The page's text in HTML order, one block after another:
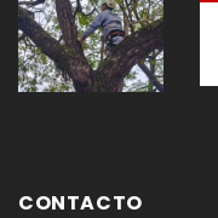
CONTACTO